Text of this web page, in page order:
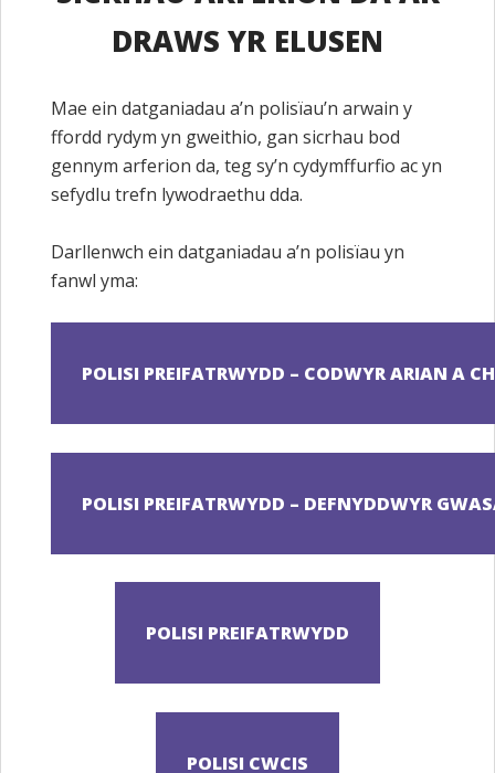
DRAWS YR ELUSEN
Mae ein datganiadau a’n polisïau’n arwain y
ffordd rydym yn gweithio, gan sicrhau bod
gennym arferion da, teg sy’n cydymffurfio ac yn
sefydlu trefn lywodraethu dda.
Darllenwch ein datganiadau a’n polisïau yn
fanwl yma: